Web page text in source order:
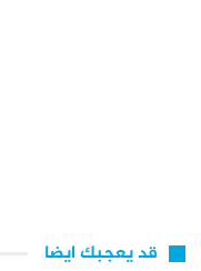
قد يعجبك ايضا